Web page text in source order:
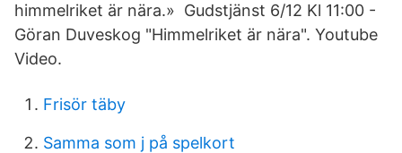
himmelriket är nära.» Gudstjänst 6/12 Kl 11:00 -
Göran Duveskog "Himmelriket är nära". Youtube
Video.
Frisör täby
Samma som j på spelkort